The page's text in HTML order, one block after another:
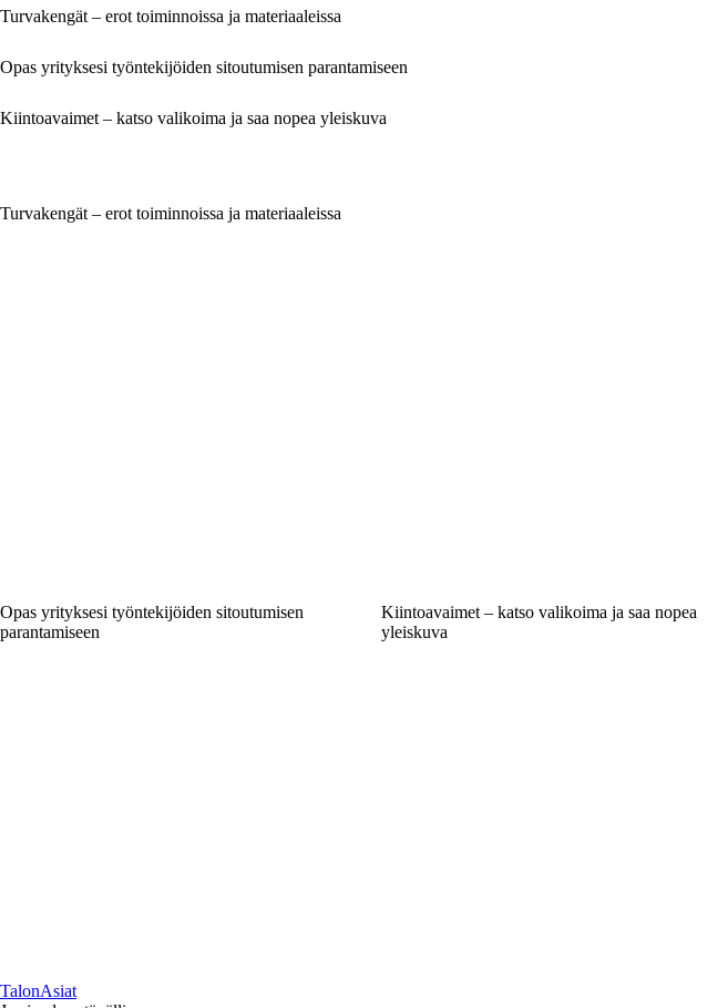
Turvakengät – erot toiminnoissa ja materiaaleissa
Opas yrityksesi työntekijöiden sitoutumisen parantamiseen
Kiintoavaimet – katso valikoima ja saa nopea yleiskuva
Turvakengät – erot toiminnoissa ja materiaaleissa
Opas yrityksesi työntekijöiden sitoutumisen
parantamiseen
Kiintoavaimet – katso valikoima ja saa nopea
yleiskuva
TalonAsiat